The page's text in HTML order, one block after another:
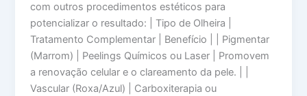
com outros procedimentos estéticos para
potencializar o resultado: | Tipo de Olheira |
Tratamento Complementar | Benefício | | Pigmentar
(Marrom) | Peelings Químicos ou Laser | Promovem
a renovação celular e o clareamento da pele. | |
Vascular (Roxa/Azul) | Carboxiterapia ou